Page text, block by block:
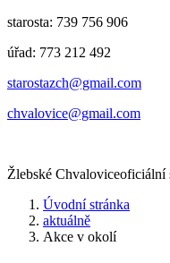
starosta: 739 756 906
úřad: 773 212 492
​​​​starostazch@gmail.com
​​​​chvalovice@gmail.com
Žlebské Chvaloviceoficiální
Úvodní stránka
aktuálně
Akce v okolí